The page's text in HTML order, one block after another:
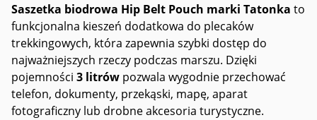
Saszetka biodrowa Hip Belt Pouch marki Tatonka to
funkcjonalna kieszeń dodatkowa do plecaków
trekkingowych, która zapewnia szybki dostęp do
najważniejszych rzeczy podczas marszu. Dzięki
pojemności 3 litrów pozwala wygodnie przechować
telefon, dokumenty, przekąski, mapę, aparat
fotograficzny lub drobne akcesoria turystyczne.